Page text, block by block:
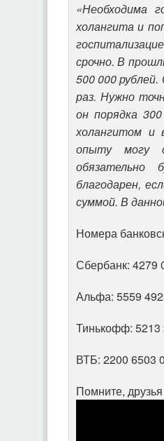
«Необходима
холангита и
срочно. В
500 000
раз. Нужно
он порядка
холангитом и
опыту могу
благодарен,
суммой. В
Номера
Сбербанк: 4279
Альфа: 5559
Тинькофф: 5213
ВТБ: 2200 6503
Помните,